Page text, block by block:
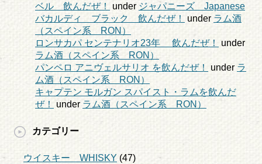
ベル 飲んだぜ！
under ジャパニーズ Japanese
バカルディ ブラック 飲んだぜ！
under ラム酒
（スペイン系 RON）
ロンサカパ センテナリオ23年 飲んだぜ！
under
ラム酒（スペイン系 RON）
パンペロ アニヴェルサリオ を飲んだぜ！
under ラ
ム酒（スペイン系 RON）
キャプテン モルガン スパイスト・ラムを飲んだ
ぜ！
under ラム酒（スペイン系 RON）
カテゴリー
ウイスキー WHISKY (47)